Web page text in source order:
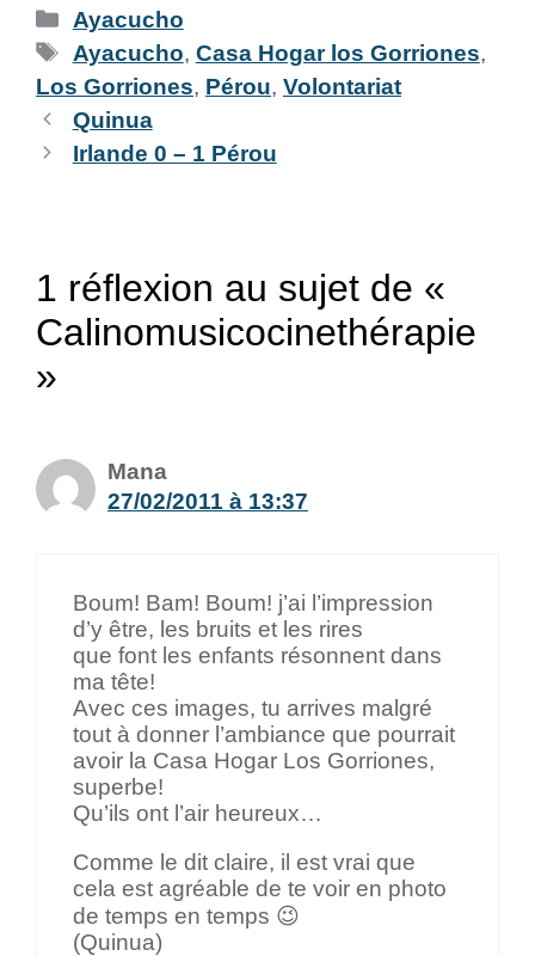
Ayacucho
Ayacucho, Casa Hogar los Gorriones,
Los Gorriones, Pérou, Volontariat
Quinua
Irlande 0 – 1 Pérou
1 réflexion au sujet de «
Calinomusicocinethérapie
»
Mana
27/02/2011 à 13:37
Boum! Bam! Boum! j’ai l’impression
d’y être, les bruits et les rires
que font les enfants résonnent dans
ma tête!
Avec ces images, tu arrives malgré
tout à donner l’ambiance que pourrait
avoir la Casa Hogar Los Gorriones,
superbe!
Qu’ils ont l’air heureux…
Comme le dit claire, il est vrai que
cela est agréable de te voir en photo
de temps en temps 😉
(Quinua)